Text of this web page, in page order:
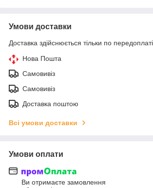
Умови доставки
Доставка здійснюється тільки по передоплаті.
Нова Пошта
Самовивіз
Самовивіз
Доставка поштою
Всі умови доставки
Умови оплати
Ви отримаєте замовлення